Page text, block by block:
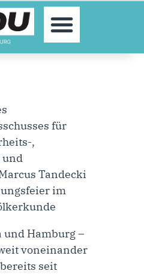
für
,
und
Tandecki
im
Hamburg –
voneinander
seit